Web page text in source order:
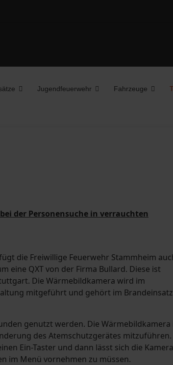
Jugendfeuerwehr Fahrzeuge
der Personensuche in verrauchten
die Freiwillige Feuerwehr Stammheim
eine QXT von der Firma Bullard. Diese ist
Die Wärmebildkamera wird im
mitgeführt und gehört im Brandeinsatz
genutzt werden. Die Wärmebildkamera
des Atemschutzgerätes mitzuführen.
Ein-Taster und dann lässt sich die Kamera
im Menü vornehmen zu müssen.